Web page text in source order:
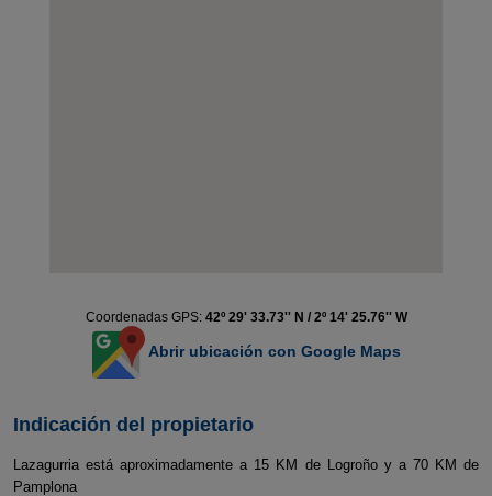
Coordenadas GPS: 42º 29' 33.73'' N / 2º 14' 25.76'' W
Abrir ubicación con Google Maps
Indicación del propietario
Lazagurria está aproximadamente a 15 KM de Logroño y a 70 KM de
Pamplona